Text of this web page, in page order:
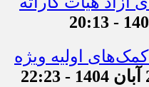
اولیه ویژه